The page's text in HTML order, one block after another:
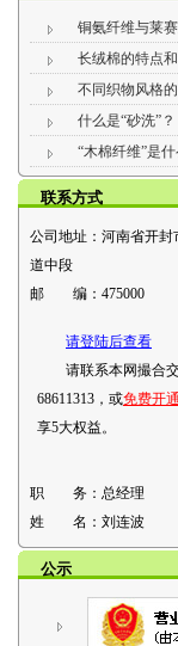
铜氨纤维与莱
长绒棉的特点和
不同织物风格的
什么是“砂洗”？
“木棉纤维”是什
联系方式
公司地址： 河南省开封
道中段
邮 编： 475000
请登陆后查看
请联系本网撮合交
68611313，或免费开
享5大权益。
职 务： 总经理
姓 名： 刘连波
公示